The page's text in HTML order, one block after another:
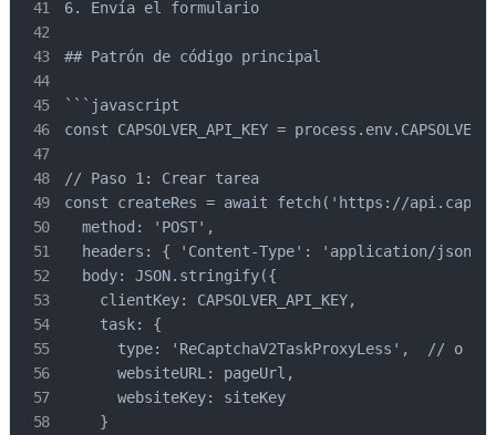
6. Envía el formulario
## Patrón de código principal
```javascript
const CAPSOLVER_API_KEY =
// Paso 1: Crear tarea
const createRes = await fetch('https://
  method: 'POST',
headers: { 'Content-Type': 'application/json'
  body: JSON.stringify({
    clientKey: CAPSOLVER_API_KEY,
    task: {
type: 'ReCaptchaV2TaskProxyLess',  // o
      websiteURL: pageUrl,
      websiteKey: siteKey
    }